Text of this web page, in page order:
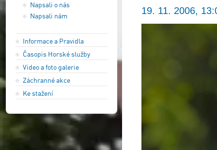
Napsali o nás
Napsali nám
Informace a Pravidla
Časopis Horské služby
Video a foto galerie
Záchranné akce
Ke stažení
19. 11. 2006,